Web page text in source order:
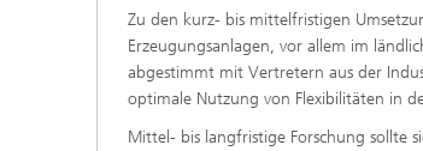
Zu den kurz- bis mittelfristigen
Erzeugungsanlagen, vor allem im
abgestimmt mit Vertretern aus der
optimale Nutzung von Flexibilitäten in
Mittel- bis langfristige Forschung sollte